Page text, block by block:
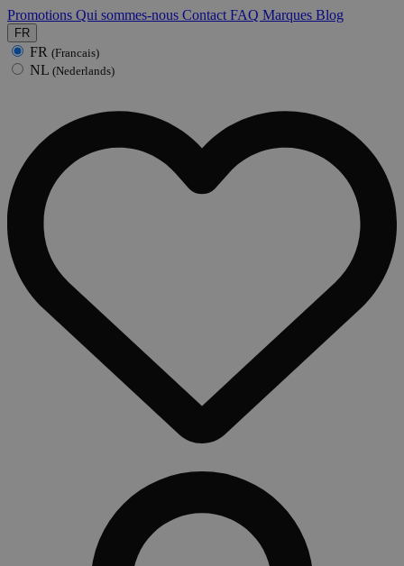
Promotions Qui sommes-nous Contact FAQ Marques Blog
FR
FR (Francais)
NL (Nederlands)